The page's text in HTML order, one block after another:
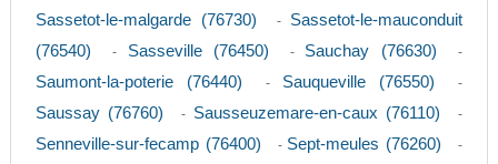
Sassetot-le-malgarde (76730) - Sassetot-le-mauconduit
(76540)
- Sasseville (76450) - Sauchay (76630) -
Saumont-la-poterie (76440) - Sauqueville (76550) -
Saussay (76760) - Sausseuzemare-en-caux (76110) -
Senneville-sur-fecamp (76400) - Sept-meules (76260) -